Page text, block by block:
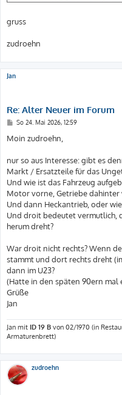
gruss
zudroehn
Jan
Re: Alter Neuer im Forum
B
i
t
a
g
So 24. Mai 2026, 12:59
Moin zudroehn,
nur so aus Interesse: gibt es
Markt / Ersatzteile für das
Und wie ist das Fahrzeug
Motor vorne, Getriebe dahinter
Und dann Heckantrieb, oder
Und droit bedeutet vermutlich,
herum dreht?
War droit nicht rechts? Wenn
stammt und dort rechts dreht
dann im U23?
(Hatte in den späten 90ern mal
Grüße
Jan
Jan mit ID 19 B von 02/1970 (in
Armaturenbrett)
zudroehn